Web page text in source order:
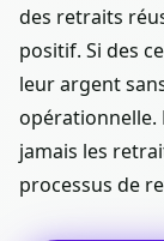
des retraits
positif. Si des
leur argent
opérationnelle.
jamais les
processus de